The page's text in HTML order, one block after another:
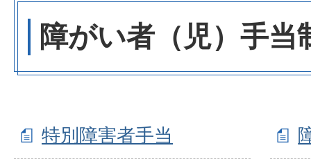
障がい者（児）手当
特別障害者手当